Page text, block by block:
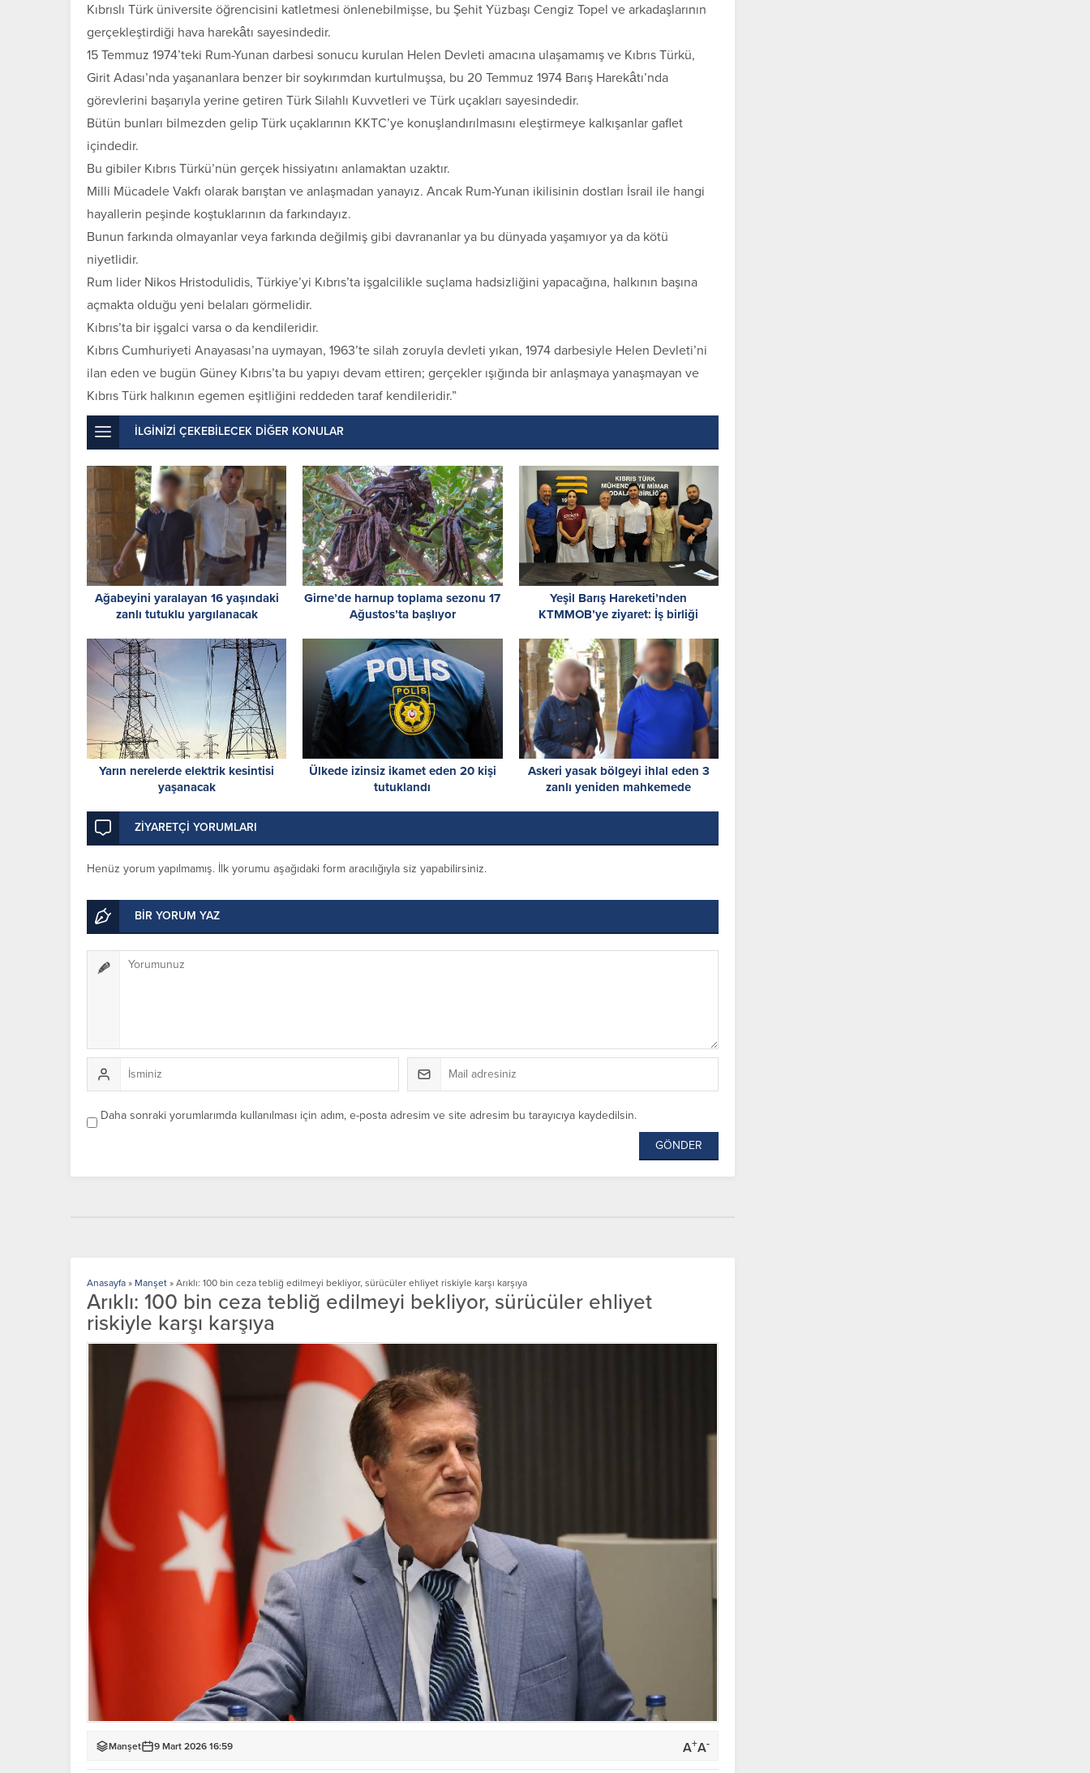
Kıbrıslı Türk üniversite öğrencisini katletmesi önlenebilmişse, bu Şehit Yüzbaşı Cengiz Topel ve arkadaşlarının
gerçekleştirdiği hava harekâtı sayesindedir.
15 Temmuz 1974’teki Rum-Yunan darbesi sonucu kurulan Helen Devleti amacına ulaşamamış ve Kıbrıs Türkü,
Girit Adası’nda yaşananlara benzer bir soykırımdan kurtulmuşsa, bu 20 Temmuz 1974 Barış Harekâtı’nda
görevlerini başarıyla yerine getiren Türk Silahlı Kuvvetleri ve Türk uçakları sayesindedir.
Bütün bunları bilmezden gelip Türk uçaklarının KKTC’ye konuşlandırılmasını eleştirmeye kalkışanlar gaflet
içindedir.
Bu gibiler Kıbrıs Türkü’nün gerçek hissiyatını anlamaktan uzaktır.
Milli Mücadele Vakfı olarak barıştan ve anlaşmadan yanayız. Ancak Rum-Yunan ikilisinin dostları İsrail ile hangi
hayallerin peşinde koştuklarının da farkındayız.
Bunun farkında olmayanlar veya farkında değilmiş gibi davrananlar ya bu dünyada yaşamıyor ya da kötü
niyetlidir.
Rum lider Nikos Hristodulidis, Türkiye’yi Kıbrıs’ta işgalcilikle suçlama hadsizliğini yapacağına, halkının başına
açmakta olduğu yeni belaları görmelidir.
Kıbrıs’ta bir işgalci varsa o da kendileridir.
Kıbrıs Cumhuriyeti Anayasası’na uymayan, 1963’te silah zoruyla devleti yıkan, 1974 darbesiyle Helen Devleti’ni
ilan eden ve bugün Güney Kıbrıs’ta bu yapıyı devam ettiren; gerçekler ışığında bir anlaşmaya yanaşmayan ve
Kıbrıs Türk halkının egemen eşitliğini reddeden taraf kendileridir.”
İLGİNİZİ ÇEKEBİLECEK DİĞER KONULAR
Ağabeyini yaralayan 16 yaşındaki
zanlı tutuklu yargılanacak
Girne’de harnup toplama sezonu 17
Ağustos’ta başlıyor
Yeşil Barış Hareketi’nden
KTMMOB’ye ziyaret: İş birliği
Yarın nerelerde elektrik kesintisi
yaşanacak
Ülkede izinsiz ikamet eden 20 kişi
tutuklandı
Askeri yasak bölgeyi ihlal eden 3
zanlı yeniden mahkemede
ZİYARETÇİ YORUMLARI
Henüz yorum yapılmamış. İlk yorumu aşağıdaki form aracılığıyla siz yapabilirsiniz.
BİR YORUM YAZ
Daha sonraki yorumlarımda kullanılması için adım, e-posta adresim ve site adresim bu tarayıcıya kaydedilsin.
Anasayfa » Manşet » Arıklı: 100 bin ceza tebliğ edilmeyi bekliyor, sürücüler ehliyet riskiyle karşı karşıya
Arıklı: 100 bin ceza tebliğ edilmeyi bekliyor, sürücüler ehliyet
riskiyle karşı karşıya
Manşet 9 Mart 2026 16:59 A+A-